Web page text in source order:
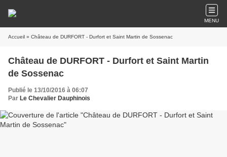
MENU
Accueil » Château de DURFORT - Durfort et Saint Martin de Sossenac
Château de DURFORT - Durfort et Saint Martin
de Sossenac
Publié le 13/10/2016 à 06:07
Par Le Chevalier Dauphinois